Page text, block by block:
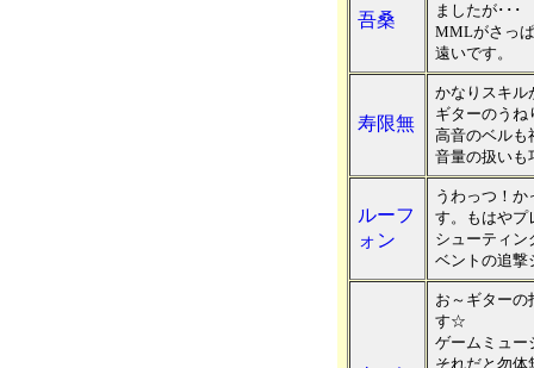
吾桑
ましたが･･･
MMLがさっ
遠いです。
寿限無
かなりスキル
ギターのうね
高音のベルも
音量の扱いも
ルーフ
ォン
うわっつ！
す。もはやプ
シューティン
ベントの追撃
お～ギターの
す☆
ゲームミュ
それだと勿体